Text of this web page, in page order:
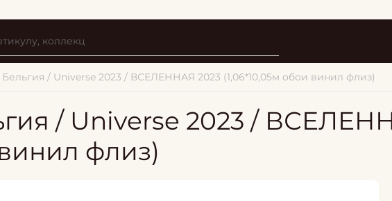
Бельгия / Universe 2023 / ВСЕЛЕННАЯ 2023 (1,06*10,05м обои винил флиз)
/ Universe 2023 /
флиз)